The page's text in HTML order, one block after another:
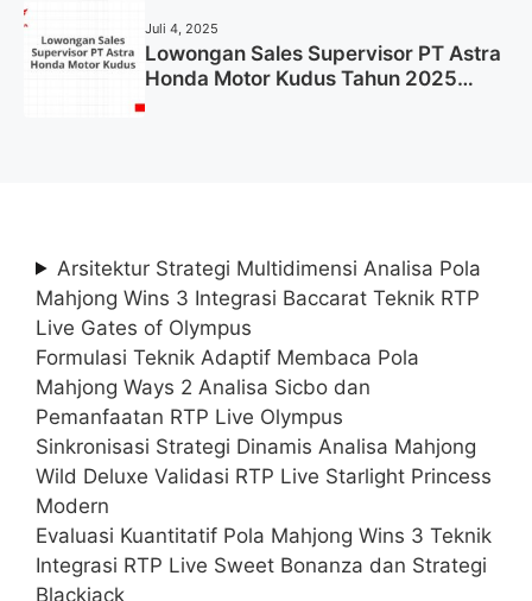
Juli 4, 2025
Lowongan Sales Supervisor PT Astra
Honda Motor Kudus Tahun 2025
Arsitektur Strategi Multidimensi Analisa Pola
Mahjong Wins 3 Integrasi Baccarat Teknik RTP
Live Gates of Olympus
Formulasi Teknik Adaptif Membaca Pola
Mahjong Ways 2 Analisa Sicbo dan
Pemanfaatan RTP Live Olympus
Sinkronisasi Strategi Dinamis Analisa Mahjong
Wild Deluxe Validasi RTP Live Starlight Princess
Modern
Evaluasi Kuantitatif Pola Mahjong Wins 3 Teknik
Integrasi RTP Live Sweet Bonanza dan Strategi
Blackjack